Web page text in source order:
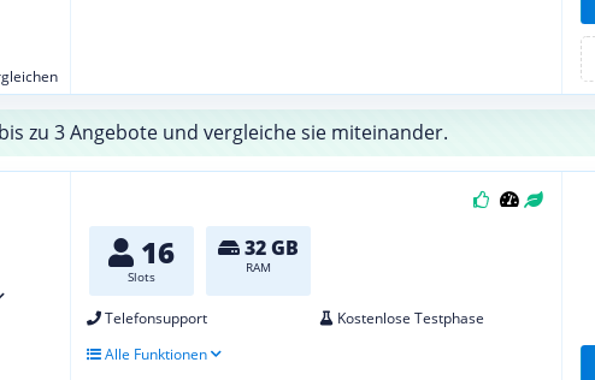
zu 3 Angebote und vergleiche sie miteinander.
16
Slots
32 GB
RAM
Telefonsupport
Kostenlose Testphase
Alle Funktionen